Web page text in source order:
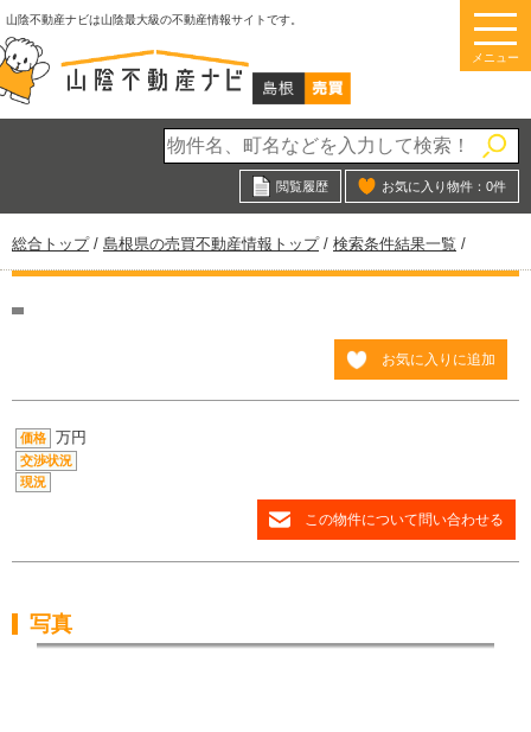
このページの本文へ
山陰不動産ナビは山陰最大級の不動産情報サイトです。
メニュー
閲覧履歴 お気に入り物件： 0件
現
在
位
総合トップ/ 島根県の売買不動産情報トップ/ 検索条件結果一覧 /
お気に入りに追加
価格 万円
交渉状況
現況
この物件について問い合わせる
写真